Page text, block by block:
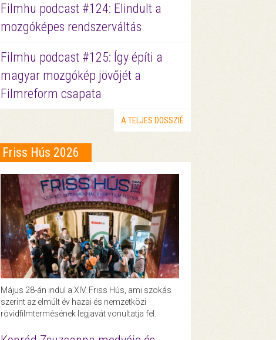
Filmhu podcast #124: Elindult a
mozgóképes rendszerváltás
Filmhu podcast #125: Így építi a
magyar mozgókép jövőjét a
Filmreform csapata
A TELJES DOSSZIÉ
Friss Hús 2026
Május 28-án indul a XIV. Friss Hús, ami szokás
szerint az elmúlt év hazai és nemzetközi
rövidfilmtermésének legjavát vonultatja fel.